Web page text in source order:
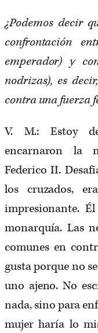
¿Podemos decir
confrontación
emperador) y
nodrizas), es
contra una fuerza
V. M.: Estoy
encarnaron la
Federico II.
los cruzados,
impresionante.
monarquía. Las
comunes en
gusta porque no
uno ajeno. No
nada, sino para
mujer haría lo